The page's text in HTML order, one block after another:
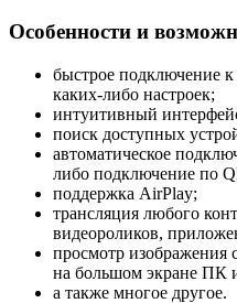
Особенности и
быстрое подключение
каких-либо настроек;
интуитивный
поиск доступных
автоматическое
либо подключение по
поддержка AirPlay;
трансляция любого
видеороликов,
просмотр изображения
на большом экране ПК
а также многое другое.